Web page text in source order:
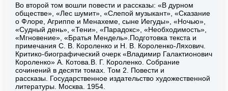
Во второй том вошли повести и рассказы: «В дурном
обществе», «Лес шумит», «Слепой музыкант», «Сказание
о Флоре, Агриппе и Менахеме, сыне Иегуды», «Ночью»,
«Судный день», «Тени», «Парадокс», «Необходимость»,
«Мгновение», «Братья Мендель».Подготовка текста и
примечания С. В. Короленко и Н. В. Короленко-Ляхович.
Критико-биографический очерк «Владимир Галактионович
Короленко» А. Котова.В. Г. Короленко. Собрание
сочинений в десяти томах. Том 2. Повести и
рассказы. Государственное издательство художественной
литературы. Москва. 1954.